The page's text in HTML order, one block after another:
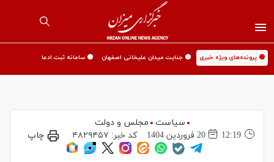
🟡 پرونده‌های ویژه خبری 🟡 جنایت میدان علیخانی اصفهان 🟡 سامانه ثبت ادعا
سیاست
مجلس و دولت
12:19
20 فروردين 1404 کد خبر: ۴۸۲۹۴۵۷ چاپ